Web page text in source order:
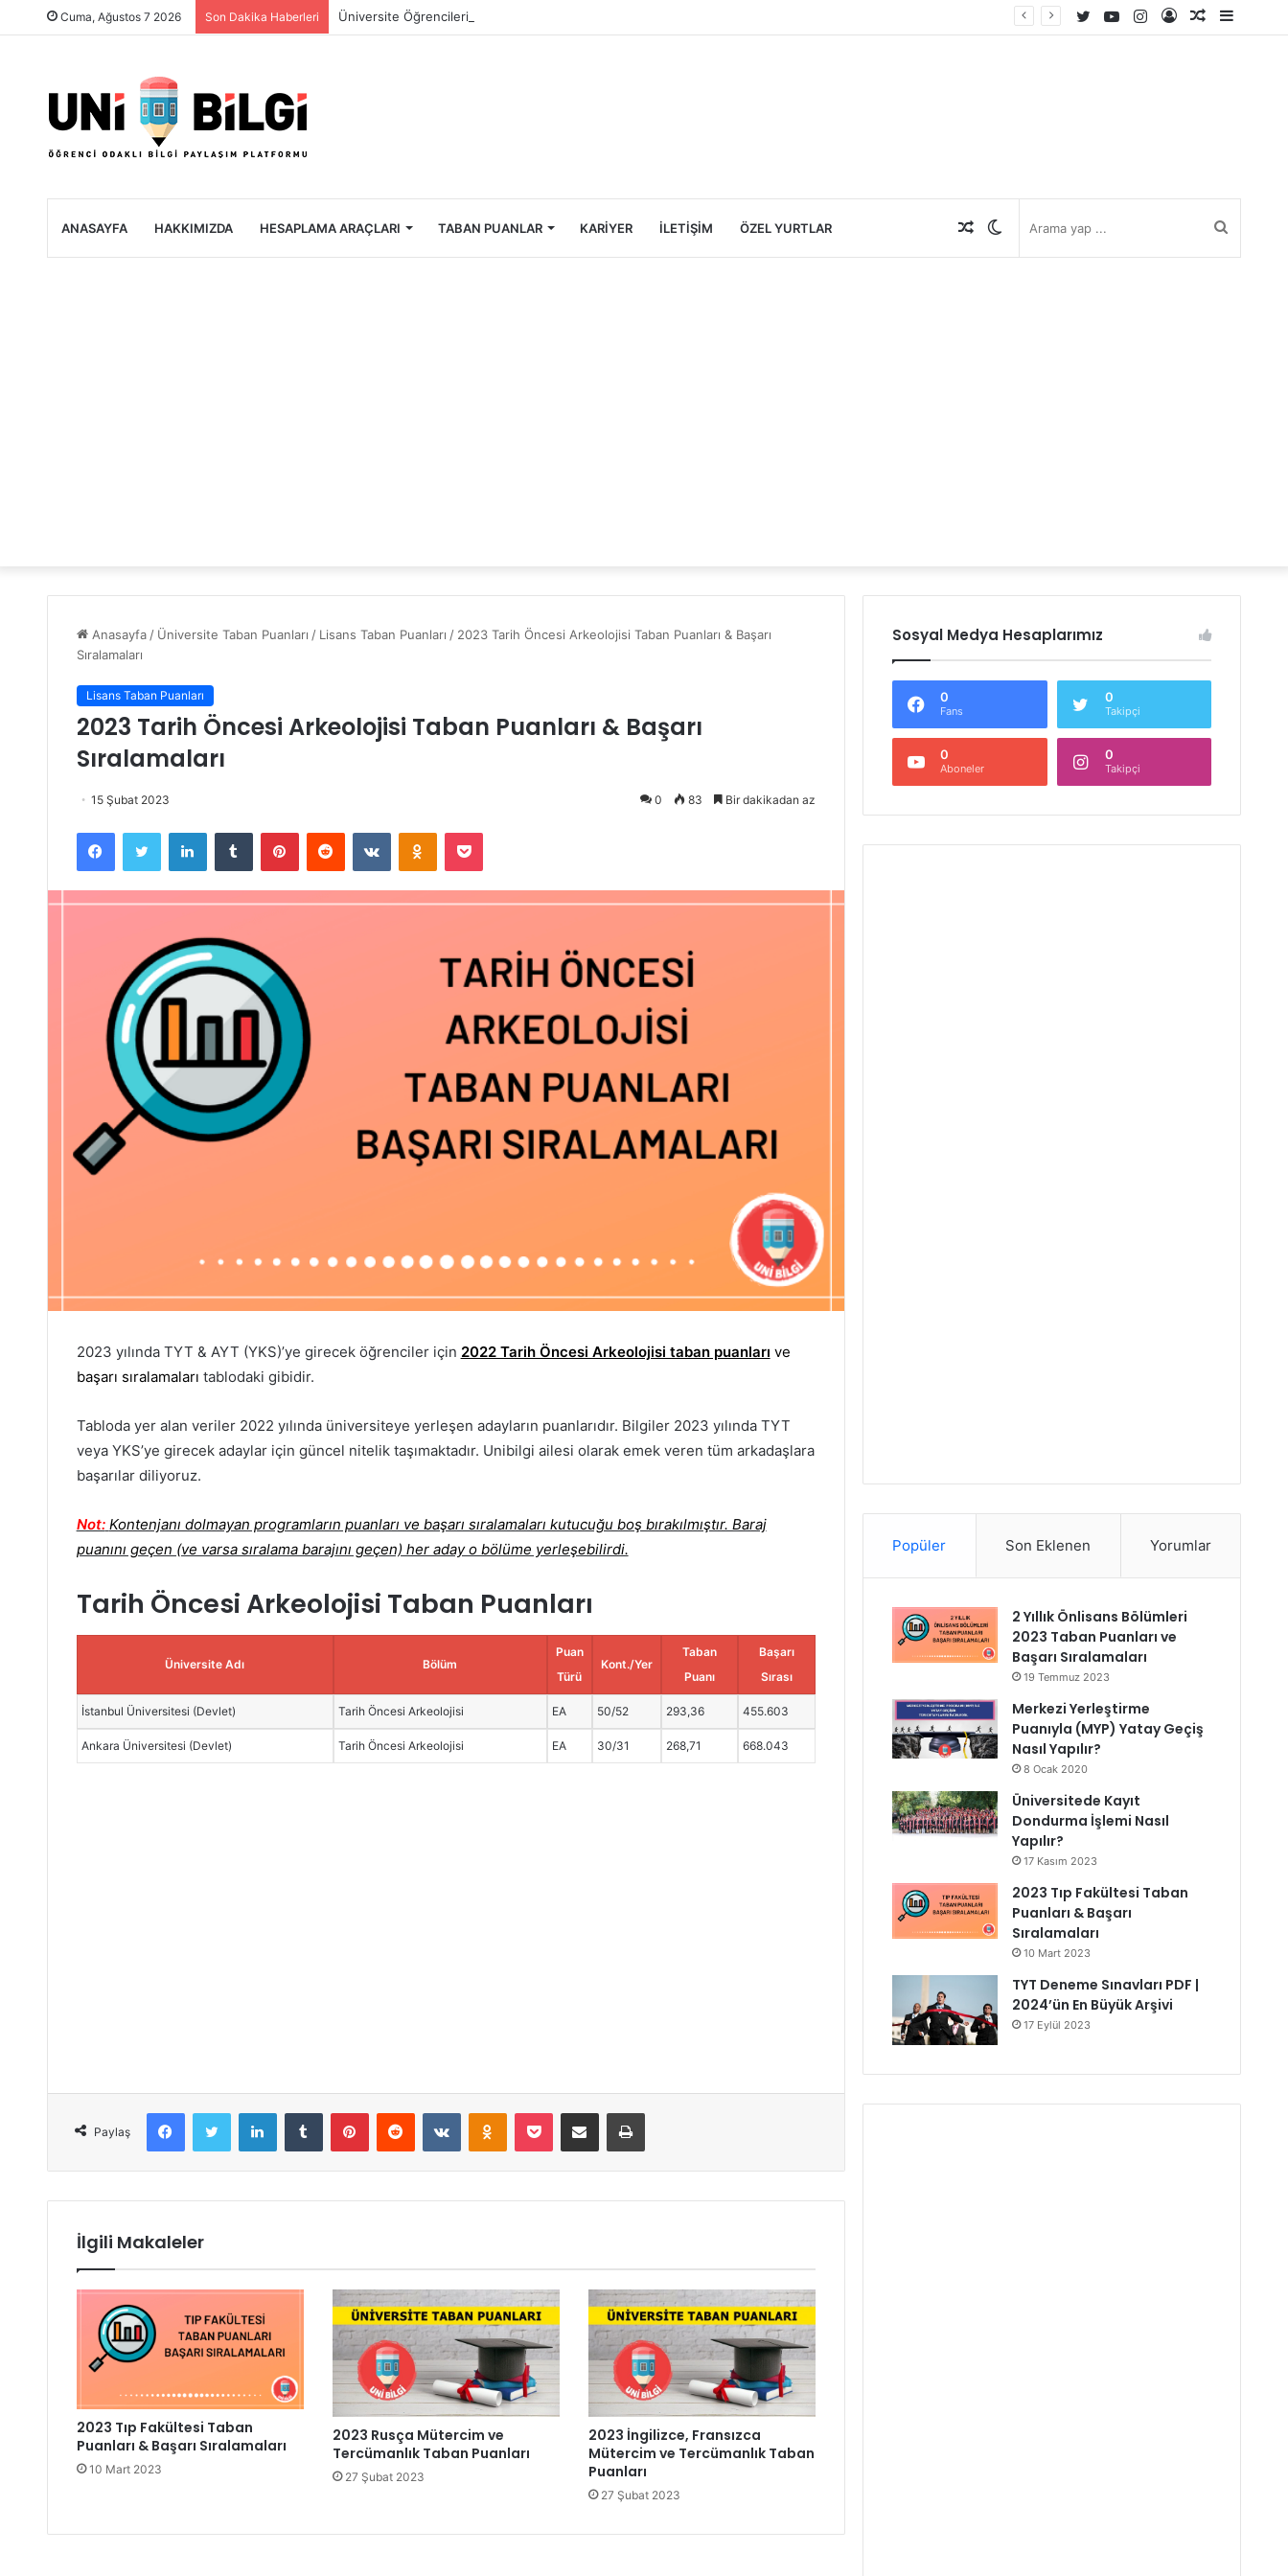
Cuma, Ağustos 7 2026 Son Dakika Haberleri Üniversite Öğrencileri İçin Ekonomik Tatil Rehberi
Rastgele
Kayıt
Instagram
YouTube
Twitter
ANASAYFA HAKKIMIZDA HESAPLAMA ARAÇLARI TABAN PUANLAR KARIYER İLETIŞIM ÖZEL YURTLAR Rastgele
Anasayfa / Üniversite Taban Puanları / Lisans Taban Puanları / 2023 Tarih Öncesi Arkeolojisi Taban Puanları & Başarı
Sıralamaları
Lisans Taban Puanları
2023 Tarih Öncesi Arkeolojisi Taban Puanları & Başarı
Sıralamaları
15 Şubat 2023 0 83 Bir dakikadan az
Facebook Twitter LinkedIn Tumblr Pinterest Reddit VKontakte Odnoklassniki Pocket
2023 yılında TYT & AYT (YKS)’ye girecek öğrenciler için 2022 Tarih Öncesi Arkeolojisi taban puanları ve
başarı sıralamaları tablodaki gibidir.
Tabloda yer alan veriler 2022 yılında üniversiteye yerleşen adayların puanlarıdır. Bilgiler 2023 yılında TYT
veya YKS’ye girecek adaylar için güncel nitelik taşımaktadır. Unibilgi ailesi olarak emek veren tüm arkadaşlara
başarılar diliyoruz.
Not: Kontenjanı dolmayan programların puanları ve başarı sıralamaları kutucuğu boş bırakılmıştır. Baraj
puanını geçen (ve varsa sıralama barajını geçen) her aday o bölüme yerleşebilirdi.
Tarih Öncesi Arkeolojisi Taban Puanları
Üniversite Adı Bölüm
Puan
Türü
Kont./Yer
Taban
Puanı
Başarı
Sırası
İstanbul Üniversitesi (Devlet) Tarih Öncesi Arkeolojisi EA 50/52 293,36 455.603
Ankara Üniversitesi (Devlet) Tarih Öncesi Arkeolojisi EA 30/31 268,71 668.043
Paylaş
Facebook Twitter LinkedIn Tumblr Pinterest Reddit VKontakte Odnoklassniki Pocket E-Posta ile paylaş Yazdır
İlgili Makaleler
2023 Tıp Fakültesi Taban
Puanları & Başarı Sıralamaları
10 Mart 2023
2023 Rusça Mütercim ve
Tercümanlık Taban Puanları
27 Şubat 2023
2023 İngilizce, Fransızca
Mütercim ve Tercümanlık Taban
Puanları
27 Şubat 2023
Sosyal Medya Hesaplarımız
0
Fans
0
Takipçi
0
Aboneler
0
Takipçi
Popüler Son Eklenen Yorumlar
2 Yıllık Önlisans Bölümleri
2023 Taban Puanları ve
Başarı Sıralamaları
19 Temmuz 2023
Merkezi Yerleştirme
Puanıyla (MYP) Yatay Geçiş
Nasıl Yapılır?
8 Ocak 2020
Üniversitede Kayıt
Dondurma İşlemi Nasıl
Yapılır?
17 Kasım 2023
2023 Tıp Fakültesi Taban
Puanları & Başarı
Sıralamaları
10 Mart 2023
TYT Deneme Sınavları PDF |
2024’ün En Büyük Arşivi
17 Eylül 2023